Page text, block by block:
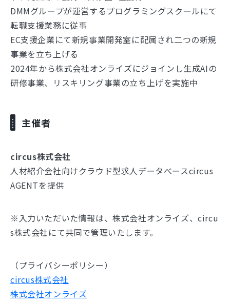
DMMグループが運営するプログラミングスクールにて
転職支援業務に従事
EC支援企業にて新規事業開発室に配属され二つの新規
事業を立ち上げる
2024年から株式会社オンライズにジョインし生成AIの
研修事業、リスキリング事業の立ち上げを実施中
主催者
circus株式会社
人材紹介会社向けクラウド型求人データべースcircus
AGENTを提供
※入力いただいた情報は、株式会社オンライズ、circu
s株式会社にて共同で管理いたします。
（プライバシーポリシー）
circus株式会社
株式会社オンライズ